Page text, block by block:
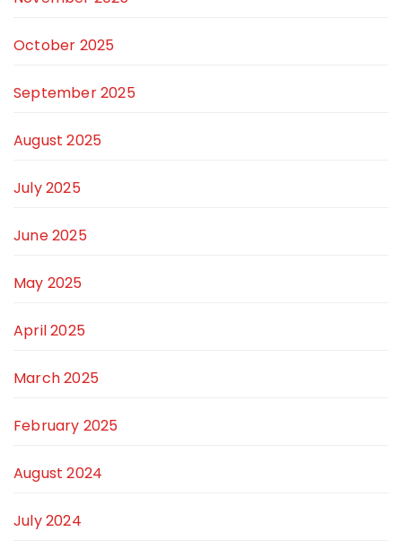
October 2025
September 2025
August 2025
July 2025
June 2025
May 2025
April 2025
March 2025
February 2025
August 2024
July 2024